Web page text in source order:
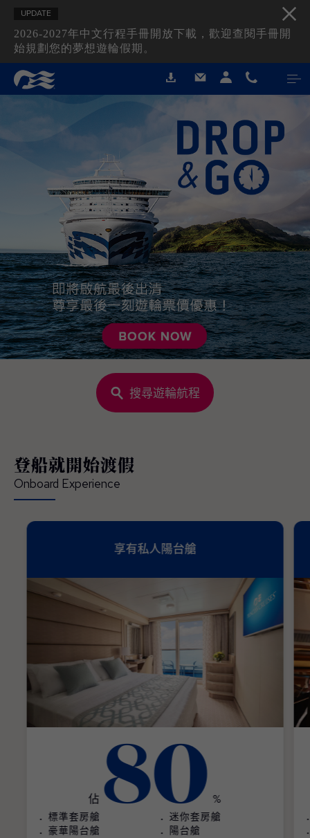
UPDATE
2026-2027年中文行程手冊開放下載，歡迎查閱手冊開
始規劃您的夢想遊輪假期。
搜尋遊輪航程
登船就開始渡假
Onboard Experience
享有私人陽台艙
佔 80 %
標準套房艙
迷你套房艙
豪華陽台艙
陽台艙